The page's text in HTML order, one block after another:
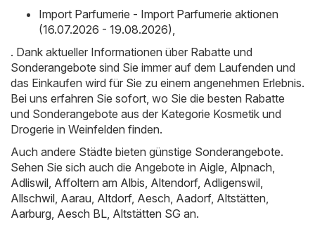
Import Parfumerie - Import Parfumerie aktionen
(16.07.2026 - 19.08.2026),
. Dank aktueller Informationen über Rabatte und
Sonderangebote sind Sie immer auf dem Laufenden und
das Einkaufen wird für Sie zu einem angenehmen Erlebnis.
Bei uns erfahren Sie sofort, wo Sie die besten Rabatte
und Sonderangebote aus der Kategorie Kosmetik und
Drogerie in Weinfelden finden.
Auch andere Städte bieten günstige Sonderangebote.
Sehen Sie sich auch die Angebote in Aigle, Alpnach,
Adliswil, Affoltern am Albis, Altendorf, Adligenswil,
Allschwil, Aarau, Altdorf, Aesch, Aadorf, Altstätten,
Aarburg, Aesch BL, Altstätten SG an.